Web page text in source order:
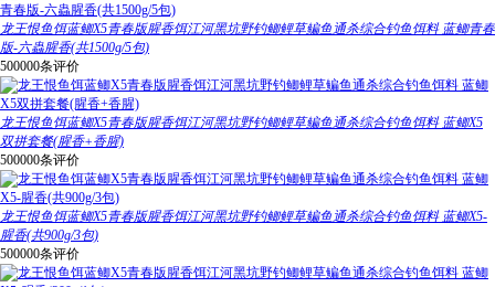
龙王恨鱼饵蓝鲫X5青春版腥香饵江河黑坑野钓鲫鲤草鳊鱼通杀综合钓鱼饵料 蓝鲫青春
版-六蟲腥香(共1500g/5包)
500000条评价
龙王恨鱼饵蓝鲫X5青春版腥香饵江河黑坑野钓鲫鲤草鳊鱼通杀综合钓鱼饵料 蓝鲫X5
双拼套餐(腥香+香腥)
500000条评价
龙王恨鱼饵蓝鲫X5青春版腥香饵江河黑坑野钓鲫鲤草鳊鱼通杀综合钓鱼饵料 蓝鲫X5-
腥香(共900g/3包)
500000条评价